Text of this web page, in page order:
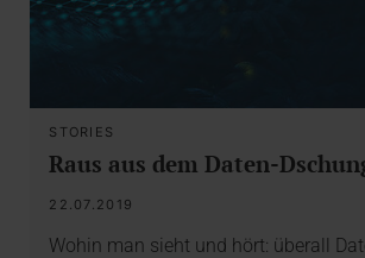
STORIES
Raus aus dem Daten-
22.07.2019
Wohin man sieht und hört: überall